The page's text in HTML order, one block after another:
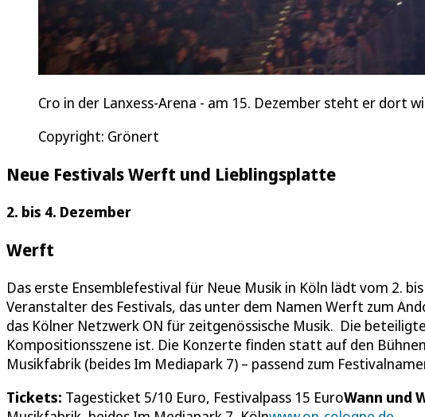
Cro in der Lanxess-Arena - am 15. Dezember steht er dort
Copyright: Grönert
Neue Festivals Werft und Lieblingsplatte
2. bis 4. Dezember
Werft
Das erste Ensemblefestival für Neue Musik in Köln lädt vom 2.
Veranstalter des Festivals, das unter dem Namen Werft zum
das Kölner Netzwerk ON für zeitgenössische Musik. Die
Kompositionsszene ist. Die Konzerte finden statt auf den
Musikfabrik (beides Im Mediapark 7) – passend zum
Tickets: Tagesticket 5/10 Euro, Festivalpass 15 EuroWann und